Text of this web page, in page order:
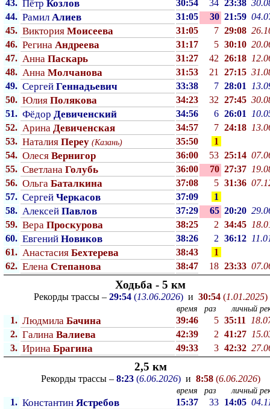
43. Пётр Козлов 30:54 34 23:38
44. Рамил Алиев 31:05 30 21:59
45. Виктория Моисеева 31:05 7 29:08
46. Регина Андреева 31:17 5 30:10
47. Анна Паскарь 31:27 42 26:18
48. Анна Молчанова 31:53 21 27:15
49. Сергей Геннадьевич 33:38 7 28:01
50. Юлия Полякова 34:23 32 27:45
51. Фёдор Девиченский 34:56 6 26:01
52. Арина Девиченская 34:57 7 24:18
53. Наталия Переу (Казань) 35:50
1
54. Олеся Вернигор 36:00 53 25:14
55. Светлана Голубь 36:00 70 27:37
56. Ольга Баталкина 37:08 5 31:36
57. Сергей Черкасов 37:09
1
58. Алексей Павлов 37:29 65 20:20
59. Вера Проскурова 38:25 2 34:45
60. Евгений Новиков 38:26 2 36:12
61. Анастасия Бехтерева 38:43
1
62. Елена Степанова 38:47 18 23:33
Ходьба - 5 км
Рекорды трассы – 29:54(13.06.2026)и 30:54(1.01.2025)
время раз личный
1. Людмила Бачина 39:46 5 35:11
2. Галина Валиева 42:39 2 41:27
3. Ирина Брагина 49:33 3 42:32
2,5 км
Рекорды трассы – 8:23(6.06.2026)и 8:58(6.06.2026)
время раз личный
1. Константин Ястребов 15:37 33 14:05